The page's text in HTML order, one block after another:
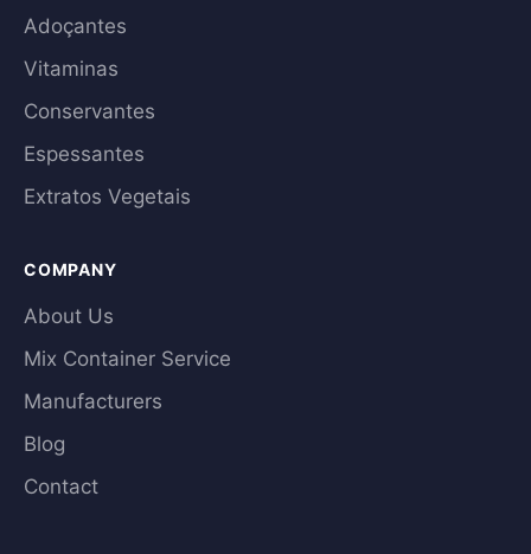
Adoçantes
Vitaminas
Conservantes
Espessantes
Extratos Vegetais
COMPANY
About Us
Mix Container Service
Manufacturers
Blog
Contact